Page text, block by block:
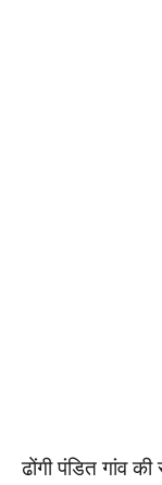
ढोंगी पंडित गांव